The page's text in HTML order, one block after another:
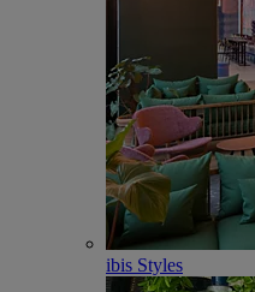
ibis Styles